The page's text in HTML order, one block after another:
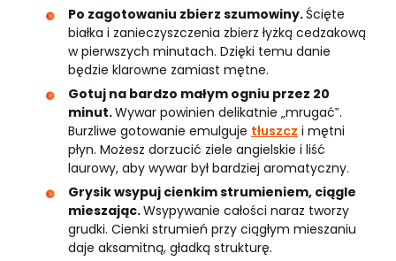
Po zagotowaniu zbierz szumowiny.Ścięte
białka i zanieczyszczenia zbierz łyżką cedzakową
w pierwszych minutach. Dzięki temu danie
będzie klarowne zamiast mętne.
Gotuj na bardzo małym ogniu przez 20
minut.Wywar powinien delikatnie „mrugać‟.
Burzliwe gotowanie emulguje tłuszcz i mętni
płyn. Możesz dorzucić ziele angielskie i liść
laurowy, aby wywar był bardziej aromatyczny.
Grysik wsypuj cienkim strumieniem, ciągle
mieszając.Wsypywanie całości naraz tworzy
grudki. Cienki strumień przy ciągłym mieszaniu
daje aksamitną, gładką strukturę.